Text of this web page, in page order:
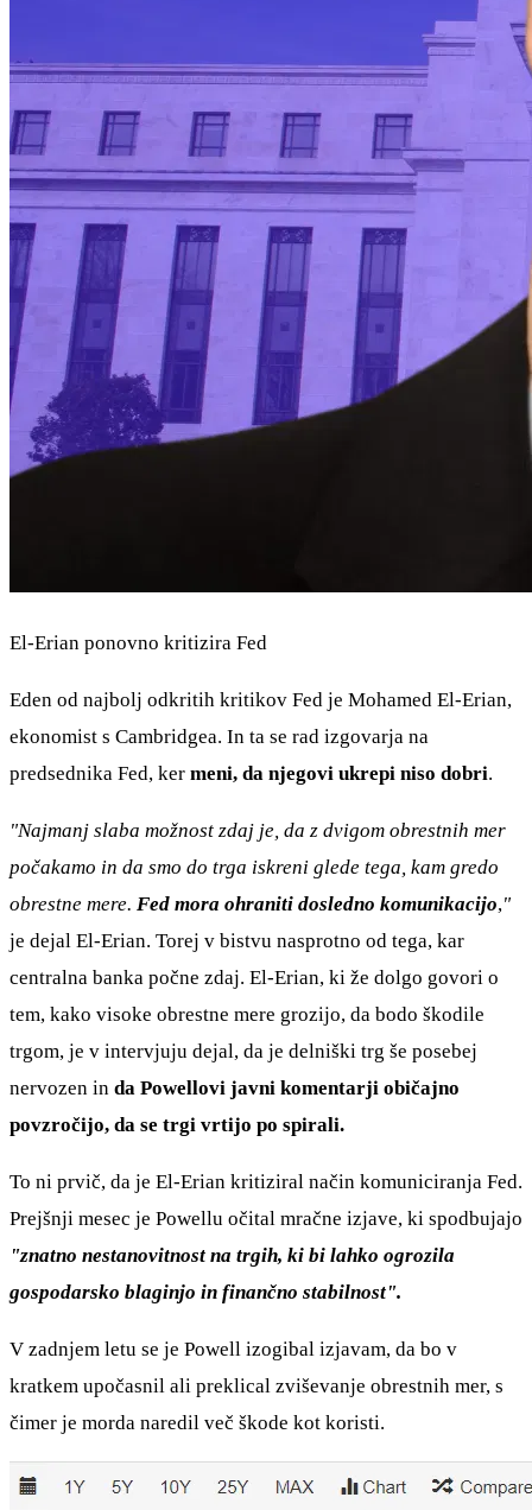
El-Erian ponovno kritizira Fed
Eden od najbolj odkritih kritikov Fed je Mohamed El-Erian,
ekonomist s Cambridgea. In ta se rad izgovarja na
predsednika Fed, ker meni, da njegovi ukrepi niso dobri.
"Najmanj slaba možnost zdaj je, da z dvigom obrestnih mer
počakamo in da smo do trga iskreni glede tega, kam gredo
obrestne mere. Fed mora ohraniti dosledno komunikacijo,"
je dejal El-Erian. Torej v bistvu nasprotno od tega, kar
centralna banka počne zdaj. El-Erian, ki že dolgo govori o
tem, kako visoke obrestne mere grozijo, da bodo škodile
trgom, je v intervjuju dejal, da je delniški trg še posebej
nervozen in da Powellovi javni komentarji običajno
povzročijo, da se trgi vrtijo po spirali.
To ni prvič, da je El-Erian kritiziral način komuniciranja Fed.
Prejšnji mesec je Powellu očital mračne izjave, ki spodbujajo
"znatno nestanovitnost na trgih, ki bi lahko ogrozila
gospodarsko blaginjo in finančno stabilnost".
V zadnjem letu se je Powell izogibal izjavam, da bo v
kratkem upočasnil ali preklical zviševanje obrestnih mer, s
čimer je morda naredil več škode kot koristi.